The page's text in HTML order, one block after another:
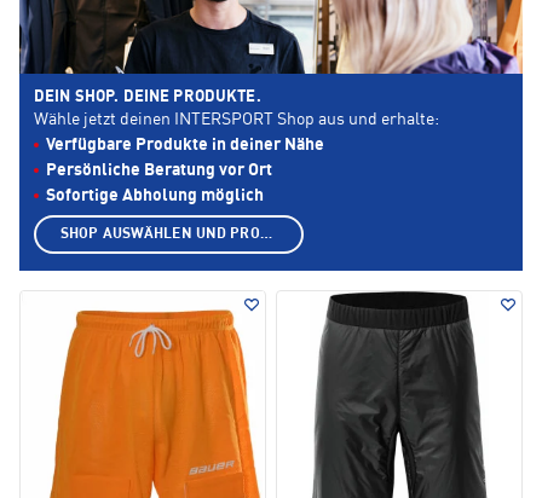
DEIN SHOP. DEINE PRODUKTE.
Wähle jetzt deinen INTERSPORT Shop aus und erhalte:
Verfügbare Produkte in deiner Nähe
Persönliche Beratung vor Ort
Sofortige Abholung möglich
SHOP AUSWÄHLEN UND PRODUKTE ANZEIGEN